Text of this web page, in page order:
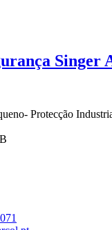
- Protecção